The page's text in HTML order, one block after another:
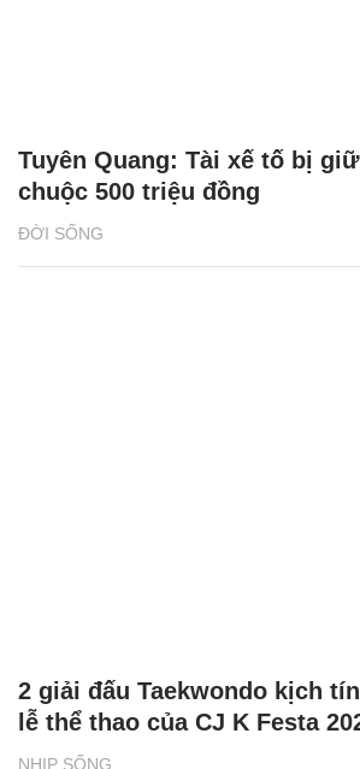
ĐỜI SỐNG
Tuyên Quang: Tài xế tố bị
chuộc 500 triệu đồng
NHỊP SỐNG
2 giải đấu Taekwondo kịch
lễ thể thao của CJ K Festa